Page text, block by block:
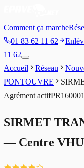
Comment ça marche
01 83 62 11 62
11 62
Accueil
Réseau
PONTOUVRE
Agrément actif
SIRMET
— Centre